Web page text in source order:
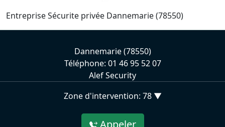
Entreprise Sécurite privée Dannemarie (78550)
Dannemarie (78550)
Téléphone: 01 46 95 52 07
Alef Security
Zone d'intervention: 78 ▼
Appeler